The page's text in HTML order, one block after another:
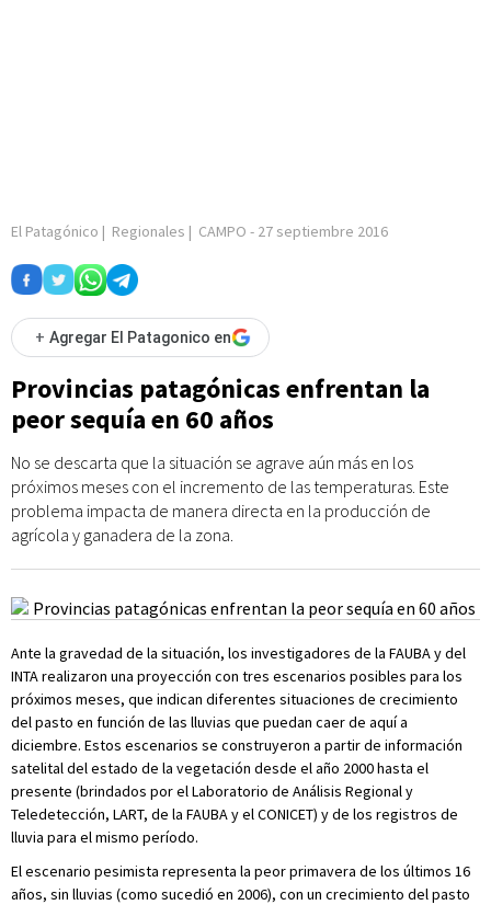
El Patagónico | Regionales | CAMPO - 27 septiembre 2016
+ Agregar El Patagonico en
Provincias patagónicas enfrentan la
peor sequía en 60 años
No se descarta que la situación se agrave aún más en los
próximos meses con el incremento de las temperaturas. Este
problema impacta de manera directa en la producción de
agrícola y ganadera de la zona.
Ante la gravedad de la situación, los investigadores de la FAUBA y del
INTA realizaron una proyección con tres escenarios posibles para los
próximos meses, que indican diferentes situaciones de crecimiento
del pasto en función de las lluvias que puedan caer de aquí a
diciembre. Estos escenarios se construyeron a partir de información
satelital del estado de la vegetación desde el año 2000 hasta el
presente (brindados por el Laboratorio de Análisis Regional y
Teledetección, LART, de la FAUBA y el CONICET) y de los registros de
lluvia para el mismo período.
El escenario pesimista representa la peor primavera de los últimos 16
años, sin lluvias (como sucedió en 2006), con un crecimiento del pasto